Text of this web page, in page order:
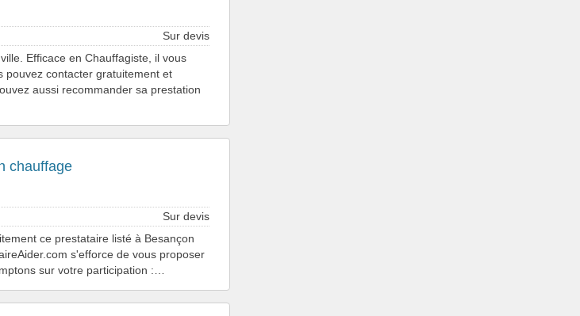
Sur devis
Efficace en Chauffagiste, il vous
pouvez contacter gratuitement et
aussi recommander sa prestation
chauffage
Sur devis
ce prestataire listé à Besançon
s'efforce de vous proposer
sur votre participation :…